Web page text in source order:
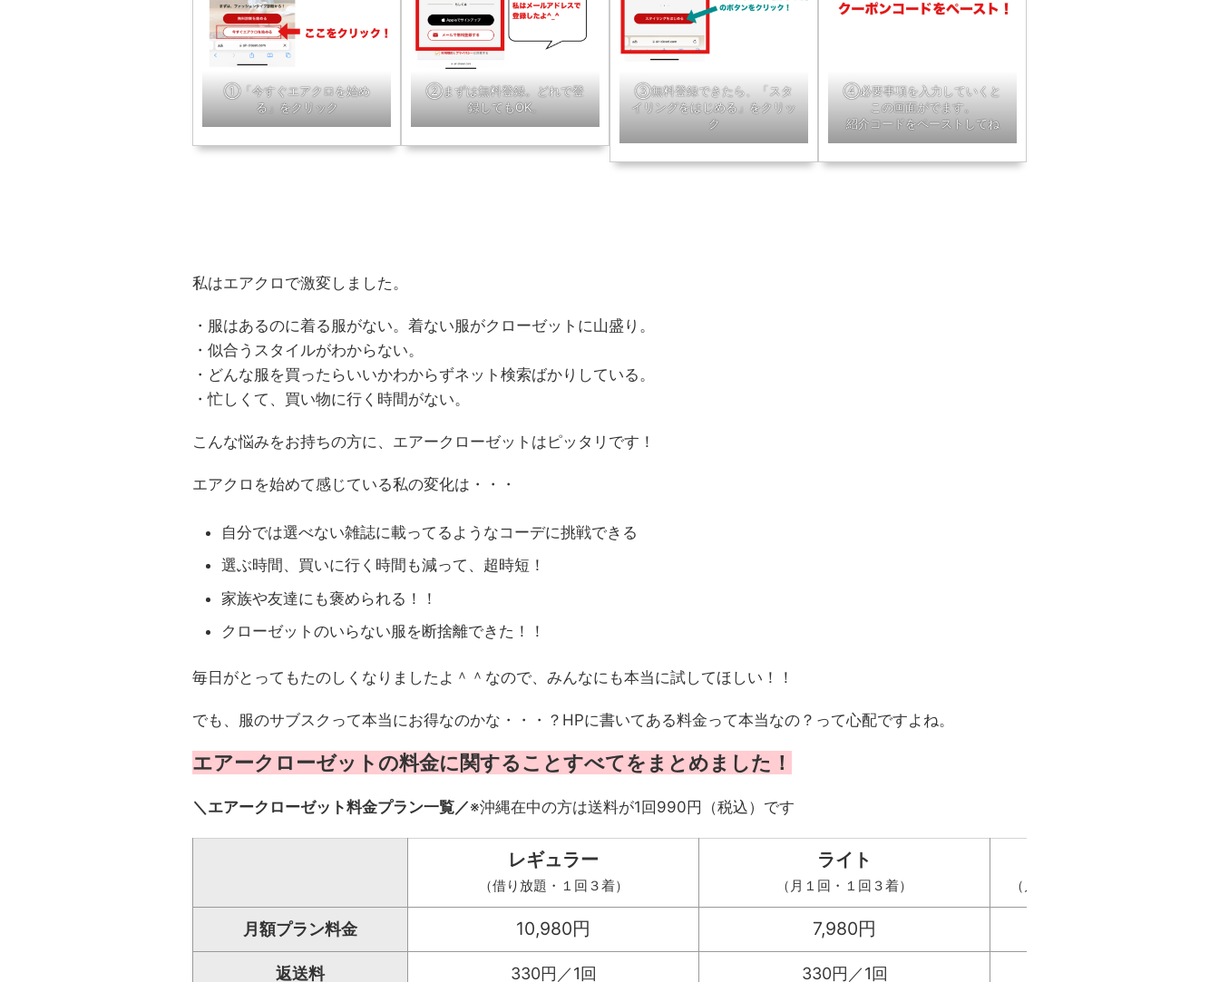
①「今すぐエアクロを始め
る」をクリック
②まずは無料登録。どれで登
録してもOK。
③無料登録できたら、「スタ
イリングをはじめる」をクリッ
ク
④必要事項を入力していくと
この画面がでます。
紹介コードをペーストしてね
私はエアクロで激変しました。
・服はあるのに着る服がない。着ない服がクローゼットに山盛り。
・似合うスタイルがわからない。
・どんな服を買ったらいいかわからずネット検索ばかりしている。
・忙しくて、買い物に行く時間がない。
こんな悩みをお持ちの方に、エアークローゼットはピッタリです！
エアクロを始めて感じている私の変化は・・・
自分では選べない雑誌に載ってるようなコーデに挑戦できる
選ぶ時間、買いに行く時間も減って、超時短！
家族や友達にも褒められる！！
クローゼットのいらない服を断捨離できた！！
毎日がとってもたのしくなりましたよ＾＾なので、みんなにも本当に試してほしい！！
でも、服のサブスクって本当にお得なのかな・・・？HPに書いてある料金って本当なの？って心配ですよね。
エアークローゼットの料金に関することすべてをまとめました！
＼エアークローゼット料金プラン一覧／※沖縄在中の方は送料が1回990円（税込）です
レギュラー
（借り放題・１回３着）
ライト
（月１回・１回３着） （月１回・１回５着・3Lまで対
月額プラン料金 10,980円 7,980円
返送料 330円／1回 330円／1回